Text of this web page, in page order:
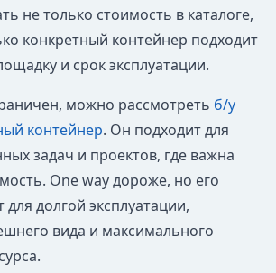
не только стоимость в каталоге,
конкретный контейнер подходит
и срок эксплуатации.
можно рассмотреть б/у
контейнер. Он подходит для
задач и проектов, где важна
One way дороже, но его
долгой эксплуатации,
вида и максимального